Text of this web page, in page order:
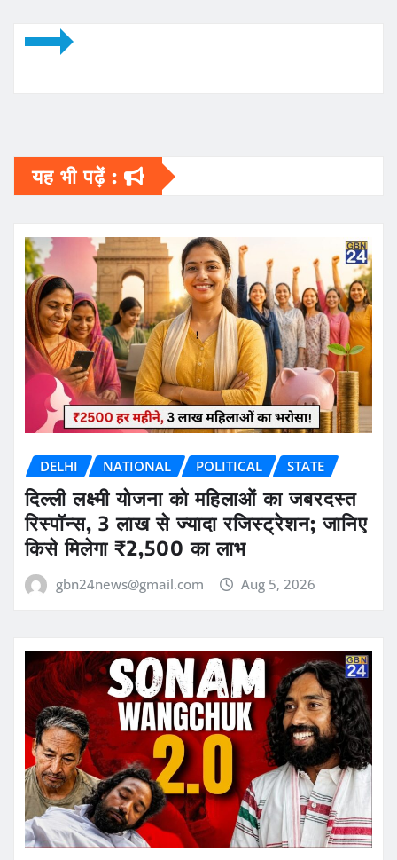
यह भी पढ़ें :
DELHI NATIONAL POLITICAL STATE
दिल्ली लक्ष्मी योजना को महिलाओं का जबरदस्त
रिस्पॉन्स, 3 लाख से ज्यादा रजिस्ट्रेशन; जानिए
किसे मिलेगा ₹2,500 का लाभ
gbn24news@gmail.com Aug 5, 2026